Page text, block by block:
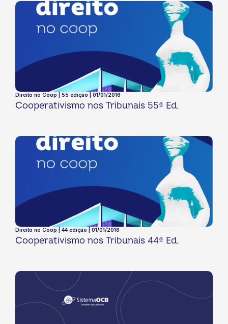
Direito no Coop | 55 edição | 01/01/2016
Cooperativismo nos Tribunais 55ª Ed.
Direito no Coop | 44 edição | 01/01/2016
Cooperativismo nos Tribunais 44ª Ed.